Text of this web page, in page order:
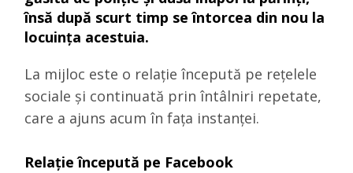
însă după scurt timp se întorcea din nou la
locuința acestuia.
La mijloc este o relație începută pe rețelele
sociale și continuată prin întâlniri repetate,
care a ajuns acum în fața instanței.
Relație începută pe Facebook